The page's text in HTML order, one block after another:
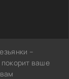
–
ваше